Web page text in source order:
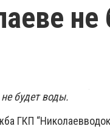
будет воды.
ГКП